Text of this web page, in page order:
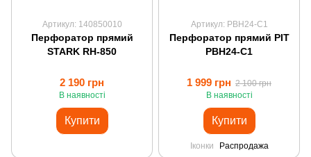
Артикул: 140850010
Перфоратор прямий
STARK RH-850
2 190 грн
В наявності
Купити
Артикул: PBH24-C1
Перфоратор прямий PIT
PBH24-C1
1 999 грн 2 100 грн
В наявності
Купити
Іконки Распродажа